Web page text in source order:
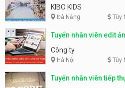
KIBO KIDS
Đà Nẵng Tùy
Tuyển nhân viên edit
Công ty
Hà Nội Tùy
Tuyển nhân viên tiếp